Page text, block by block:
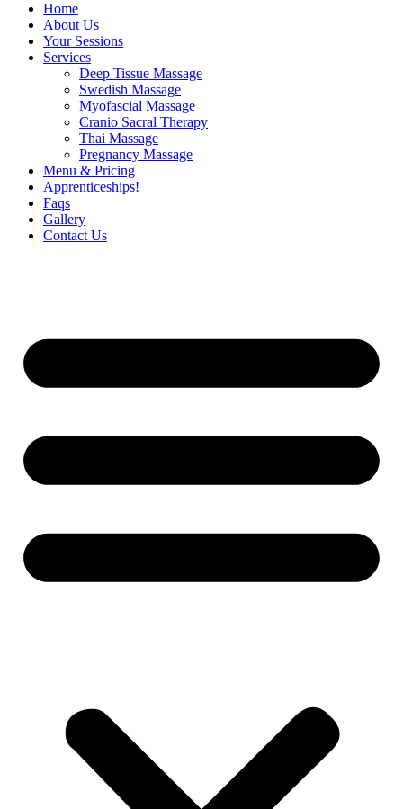
Home
About Us
Your Sessions
Services
Deep Tissue Massage
Swedish Massage
Myofascial Massage
Cranio Sacral Therapy
Thai Massage
Pregnancy Massage
Menu & Pricing
Apprenticeships!
Faqs
Gallery
Contact Us